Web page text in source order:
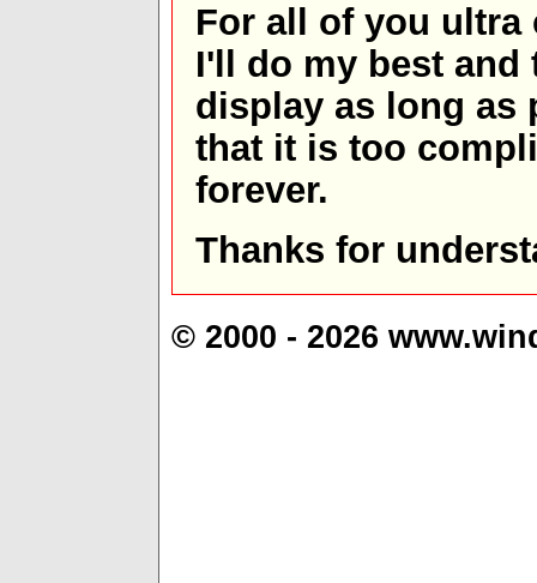
For all of you ultra
I'll do my best and
display as long as
that it is too
forever.
Thanks for
© 2000 - 2026